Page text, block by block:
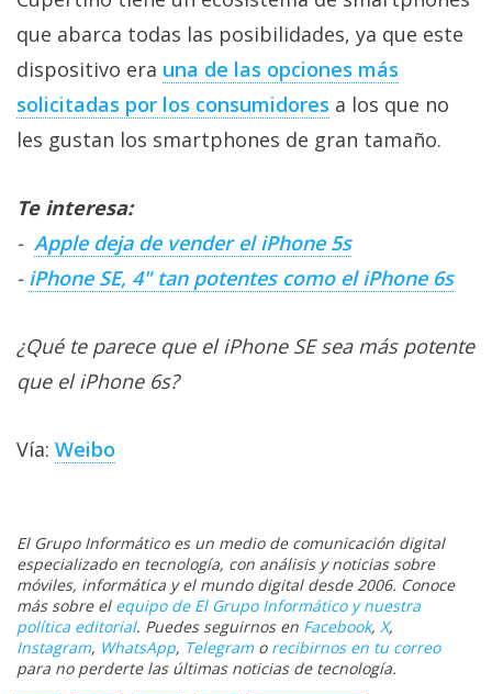
que abarca todas las posibilidades, ya que este
dispositivo era una de las opciones más
solicitadas por los consumidores a los que no
les gustan los smartphones de gran tamaño.
Te interesa:
- Apple deja de vender el iPhone 5s
- iPhone SE, 4" tan potentes como el iPhone 6s
¿Qué te parece que el iPhone SE sea más potente
que el iPhone 6s?
Vía: Weibo
El Grupo Informático es un medio de comunicación digital
especializado en tecnología, con análisis y noticias sobre
móviles, informática y el mundo digital desde 2006. Conoce
más sobre el equipo de El Grupo Informático y nuestra
política editorial. Puedes seguirnos en Facebook, X,
Instagram, WhatsApp, Telegramo recibirnos en tu correo
para no perderte las últimas noticias de tecnología.